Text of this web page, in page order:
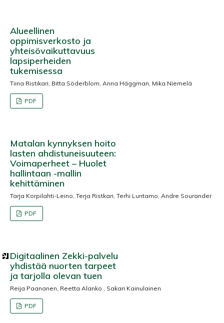
Alueellinen
oppimisverkosto ja
yhteisövaikuttavuus
lapsiperheiden
tukemisessa
Tiina Ristikari, Bitta Söderblom, Anna Häggman, Mika Niemelä
PDF
Matalan kynnyksen hoito
lasten ahdistuneisuuteen:
Voimaperheet – Huolet
hallintaan -mallin
kehittäminen
Tarja Korpilahti-Leino, Terja Ristkari, Terhi Luntamo, Andre Sourander
PDF
Digitaalinen Zekki-palvelu
yhdistää nuorten tarpeet
ja tarjolla olevan tuen
Reija Paananen, Reetta Alanko , Sakari Kainulainen
PDF